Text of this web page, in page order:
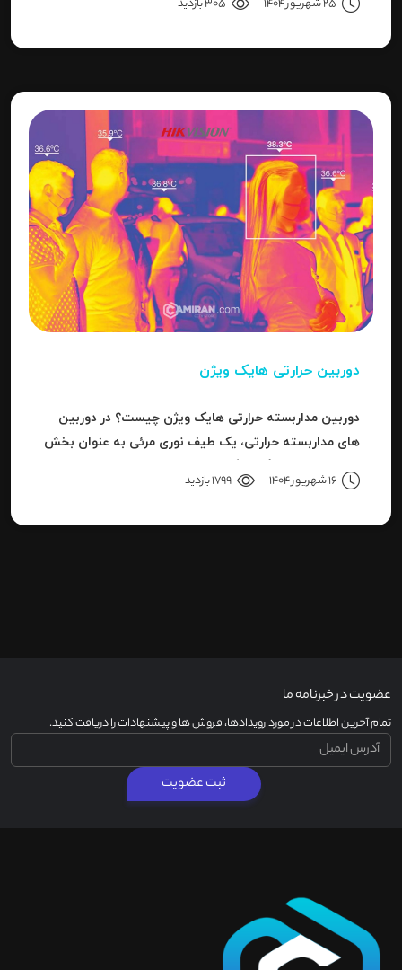
25 شهریور 1404 305 بازدید
دوربین حرارتی هایک ویژن
دوربین مداربسته حرارتی هایک ویژن چیست؟ در دوربین
های مداربسته حرارتی، یک طیف نوری مرئی به عنوان بخش
سری دوربین هاست.
16 شهریور 1404 1799 بازدید
عضویت در خبرنامه ما
تمام آخرین اطلاعات در مورد رویدادها، فروش ها و پیشنهادات را دریافت کنید.
ثبت عضویت